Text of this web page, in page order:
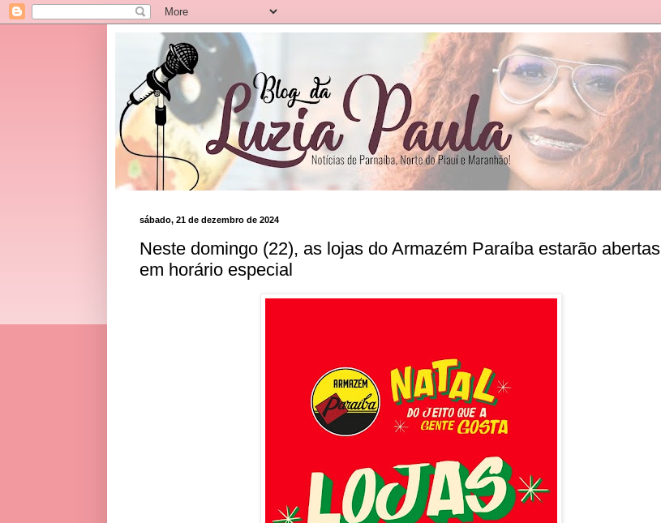
sábado, 21 de dezembro de 2024
Neste domingo (22), as lojas do Armazém Paraíba estarão abertas
em horário especial